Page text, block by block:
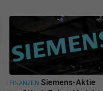
FINANZEN Siemens-Aktie